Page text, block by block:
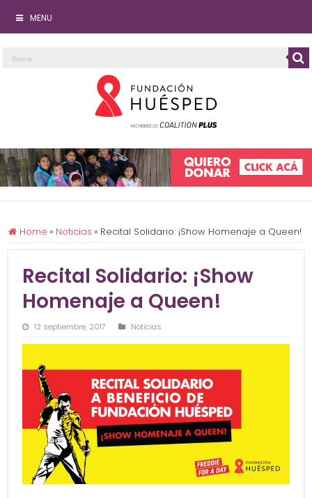
MENU
Home » Noticias » Recital Solidario: ¡Show Homenaje a Queen!
Recital Solidario: ¡Show
Homenaje a Queen!
12 septiembre, 2017 Noticias